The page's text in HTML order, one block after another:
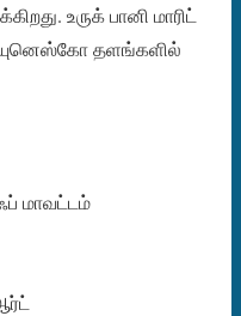
உருக் பானி மாரிட்
யுனெஸ்கோ தளங்களில்
மாவட்டம்